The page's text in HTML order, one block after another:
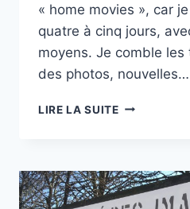
« home movies », car
quatre à cinq jours,
moyens. Je comble
des photos, nouvelles…
LIRE LA SUITESTAGE
ANIMÉE
À